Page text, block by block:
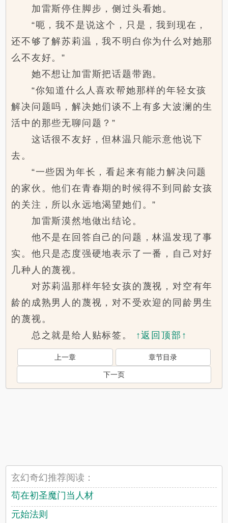
加雷斯停住脚步，侧过头看她。
“呃，我不是说这个，只是，我到现在，
还不够了解苏莉温，我不明白你为什么对她那
么不友好。”
她不想让加雷斯把话题带跑。
“你知道什么人喜欢帮她那样的年轻女孩
解决问题吗，解决她们谈不上有多大波澜的生
活中的那些无聊问题？”
这话很不友好，但林温只能示意他说下
去。
“一些因为年长，看起来有能力解决问题
的家伙。他们在青春期的时候得不到同龄女孩
的关注，所以永远地渴望她们。”
加雷斯漠然地做出结论。
他不是在回答自己的问题，林温发现了事
实。他只是态度强硬地表示了一番，自己对好
几种人的蔑视。
对苏莉温那样年轻女孩的蔑视，对空有年
龄的成熟男人的蔑视，对不受欢迎的同龄男生
的蔑视。
总之就是给人贴标签。
↑返回顶部↑
上一章 章节目录
下一页
玄幻奇幻推荐阅读：
苟在初圣魔门当人材
元始法则